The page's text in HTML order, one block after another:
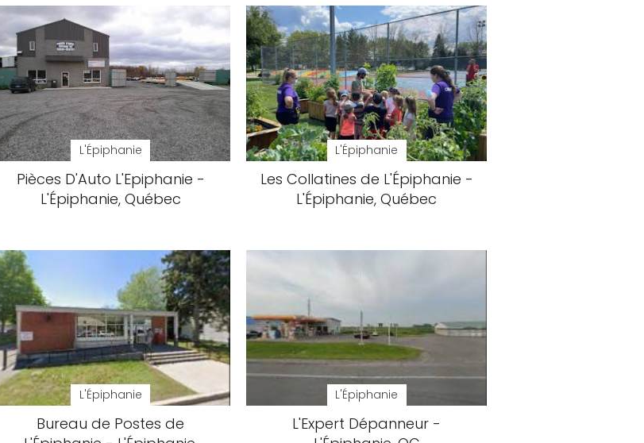
L'Épiphanie
Pièces D'Auto L'Epiphanie -
L'Épiphanie, Québec
L'Épiphanie
Les Collatines de L'Épiphanie -
L'Épiphanie, Québec
L'Épiphanie
Bureau de Postes de
L'Épiphanie
L'Expert Dépanneur -